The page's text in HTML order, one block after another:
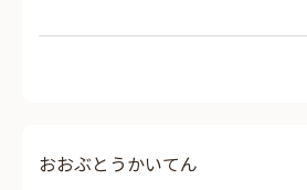
おおぶとうかいてん